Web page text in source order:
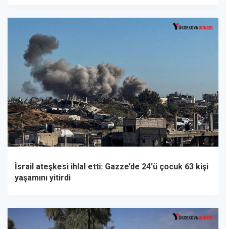
İsrail ateşkesi ihlal etti: Gazze’de 24’ü çocuk 63 kişi
yaşamını yitirdi